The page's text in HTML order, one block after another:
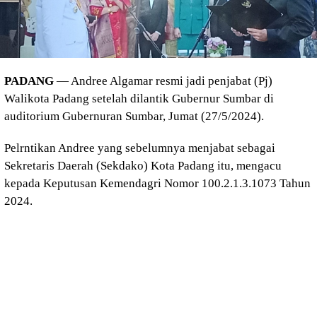
PADANG — Andree Algamar resmi jadi penjabat (Pj)
Walikota Padang setelah dilantik Gubernur Sumbar di
auditorium Gubernuran Sumbar, Jumat (27/5/2024).
Pelrntikan Andree yang sebelumnya menjabat sebagai
Sekretaris Daerah (Sekdako) Kota Padang itu, mengacu
kepada Keputusan Kemendagri Nomor 100.2.1.3.1073 Tahun
2024.